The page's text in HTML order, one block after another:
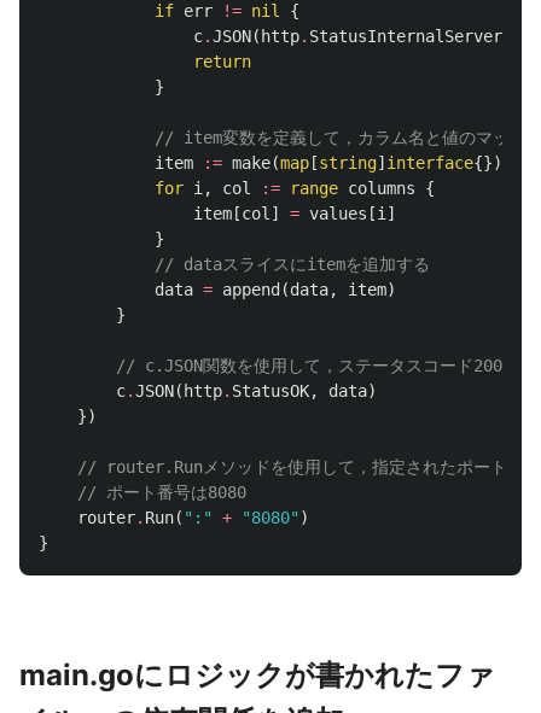
if err != nil
{
c.JSON( http.
return
}
// item変数を定義して，カラム名と値のマップ
item
:= make(map [string] interface{})
for i , col := range columns
{
item [col ] = values [i ]
}
// dataスライスにitemを追加する
data = append (data, item)
}
// c.JSON関数を使用して，ステータスコード200（
c.JSON( http. StatusOK, data)
})
// router.Runメソッドを使用して，指定されたポート番号
// ポート番号は8080
router. Run( ":" + "8080" )
}
main.goにロジックが書かれたファ